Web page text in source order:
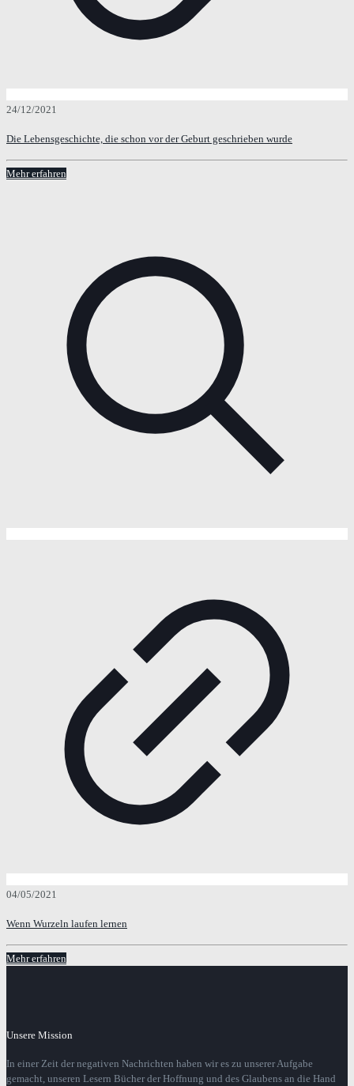
24/12/2021
Die Lebensgeschichte, die schon vor der Geburt geschrieben wurde
Mehr erfahren
04/05/2021
Wenn Wurzeln laufen lernen
Mehr erfahren
Unsere Mission
In einer Zeit der negativen Nachrichten haben wir es zu unserer Aufgabe
gemacht, unseren Lesern Bücher der Hoffnung und des Glaubens an die Hand